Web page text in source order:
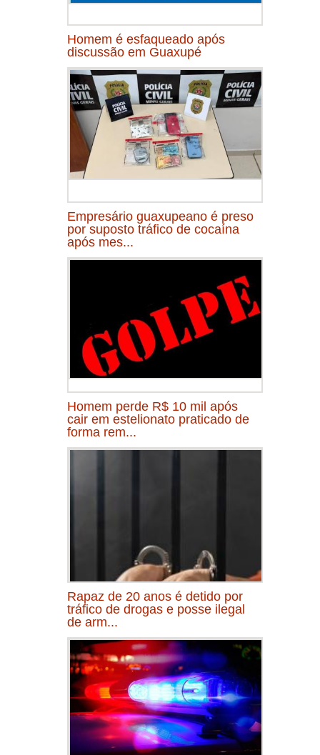
Homem é esfaqueado após
discussão em Guaxupé
Empresário guaxupeano é preso
por suposto tráfico de cocaína
após mes...
Homem perde R$ 10 mil após
cair em estelionato praticado de
forma rem...
Rapaz de 20 anos é detido por
tráfico de drogas e posse ilegal
de arm...